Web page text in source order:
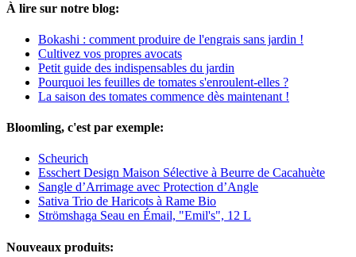
À lire sur notre blog:
Bokashi : comment produire de l'engrais sans jardin !
Cultivez vos propres avocats
Petit guide des indispensables du jardin
Pourquoi les feuilles de tomates s'enroulent-elles ?
La saison des tomates commence dès maintenant !
Bloomling, c'est par exemple:
Scheurich
Esschert Design Maison Sélective à Beurre de Cacahuète
Sangle d’Arrimage avec Protection d’Angle
Sativa Trio de Haricots à Rame Bio
Strömshaga Seau en Émail, "Emil's", 12 L
Nouveaux produits: